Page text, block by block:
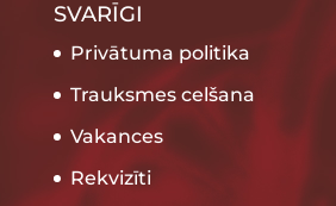
SVARĪGI
Privātuma politika
Trauksmes celšana
Vakances
Rekvizīti